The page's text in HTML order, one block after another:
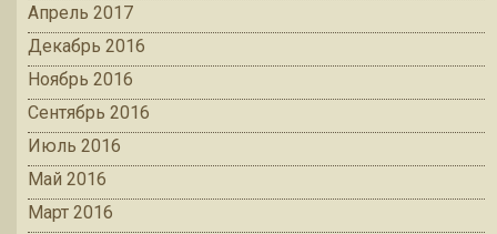
Апрель 2017
Декабрь 2016
Ноябрь 2016
Сентябрь 2016
Июль 2016
Май 2016
Март 2016